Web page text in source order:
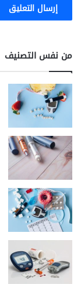
من نفس التصنيف